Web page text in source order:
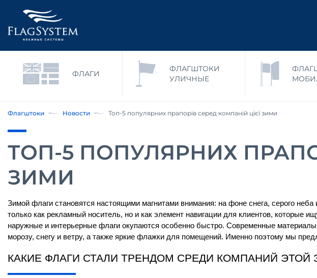
ФЛАГИ
ФЛАГШТОКИ
УЛИЧНЫЕ
Флагштоки Новости Топ-5 популярних прапорів серед компаній цієї зими
ТОП-5 ПОПУЛЯРНИХ
ЗИМИ
Зимой флаги становятся настоящими магнитами внимания: на фоне снега, серого
только как рекламный носитель, но и как элемент навигации для клиентов,
наружные и интерьерные флаги окупаются особенно быстро. Современные материалы
морозу, снегу и ветру, а также яркие флажки для помещений. Именно поэтому мы
КАКИЕ ФЛАГИ СТАЛИ ТРЕНДОМ СРЕДИ КОМПАНИЙ ЭТОЙ